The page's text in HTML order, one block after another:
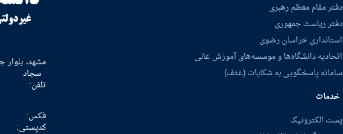
دفتر مقام معظم رهبری
دفتر ریاست جمهوری
استانداری خراسان رضوی
اتحادیه دانشگاه‌ها و موسسه‌های آموزش عالی
سامانه پاسخگویی به شکایات (عتف)
خدمات
پست الکترونیک
سجاد
تلفن:
فکس:
كدپستی: